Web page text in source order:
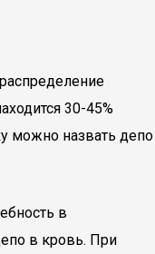
30-45%
можно назвать депо
в
в кровь. При